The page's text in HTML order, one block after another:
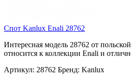
Спот Kanlux Enali 28762
Интересная модель 28762 от
относится к коллекции Enali и
Артикул: 28762 Бренд: Kanlux